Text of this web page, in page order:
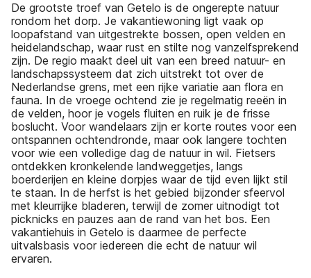
De grootste troef van Getelo is de ongerepte natuur
rondom het dorp. Je vakantiewoning ligt vaak op
loopafstand van uitgestrekte bossen, open velden en
heidelandschap, waar rust en stilte nog vanzelfsprekend
zijn. De regio maakt deel uit van een breed natuur- en
landschapssysteem dat zich uitstrekt tot over de
Nederlandse grens, met een rijke variatie aan flora en
fauna. In de vroege ochtend zie je regelmatig reeën in
de velden, hoor je vogels fluiten en ruik je de frisse
boslucht. Voor wandelaars zijn er korte routes voor een
ontspannen ochtendronde, maar ook langere tochten
voor wie een volledige dag de natuur in wil. Fietsers
ontdekken kronkelende landweggetjes, langs
boerderijen en kleine dorpjes waar de tijd even lijkt stil
te staan. In de herfst is het gebied bijzonder sfeervol
met kleurrijke bladeren, terwijl de zomer uitnodigt tot
picknicks en pauzes aan de rand van het bos. Een
vakantiehuis in Getelo is daarmee de perfecte
uitvalsbasis voor iedereen die echt de natuur wil
ervaren.